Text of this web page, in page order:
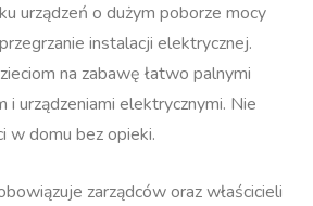
urządzeń o dużym poborze mocy
instalacji elektrycznej.
na zabawę łatwo palnymi
i urządzeniami elektrycznymi. Nie
w domu bez opieki.
zarządców oraz właścicieli